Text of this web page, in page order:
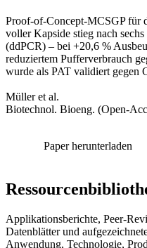
Proof-of-Concept-MCSGP für
voller Kapside stieg nach
(ddPCR) – bei +20,6 %
reduziertem Pufferverbrauch
wurde als PAT validiert gegen
Müller et al.
Biotechnol. Bioeng. (Open-
Paper herunterladen
Applikationsberichte, Peer-
Datenblätter und
Anwendung, Technologie,